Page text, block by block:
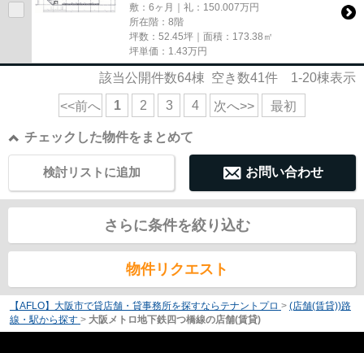
敷：6ヶ月｜礼：150.007万円
所在階：8階
坪数：52.45坪｜面積：173.38㎡
坪単価： 1.43万円
該当公開件数64棟 空き数41件 1-20棟表示
<<前へ 1 2 3 4 次へ>> 最初
チェックした物件をまとめて
お問い合わせ
検討リストに追加
さらに条件を絞り込む
物件リクエスト
【AFLO】大阪市で貸店舗・貸事務所を探すならテナントプロ > (店舗(賃貸))路
線・駅から探す > 大阪メトロ地下鉄四つ橋線の店舗(賃貸)